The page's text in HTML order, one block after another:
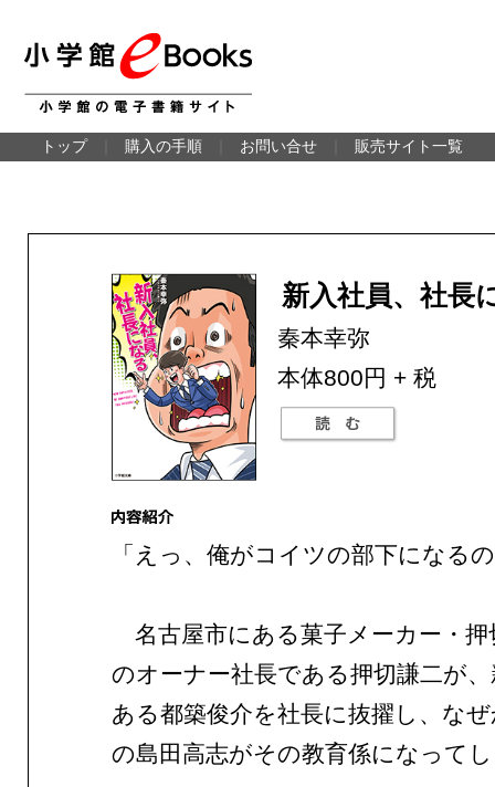
トップ 購入の手順 お問い合せ 販売サイト一覧
新入社員、社長
秦本幸弥
本体800円 + 税
「えっ、俺がコイツの部下になる
名古屋市にある菓子メーカー・押
のオーナー社長である押切謙二が
ある都築俊介を社長に抜擢し、な
の島田高志がその教育係になって